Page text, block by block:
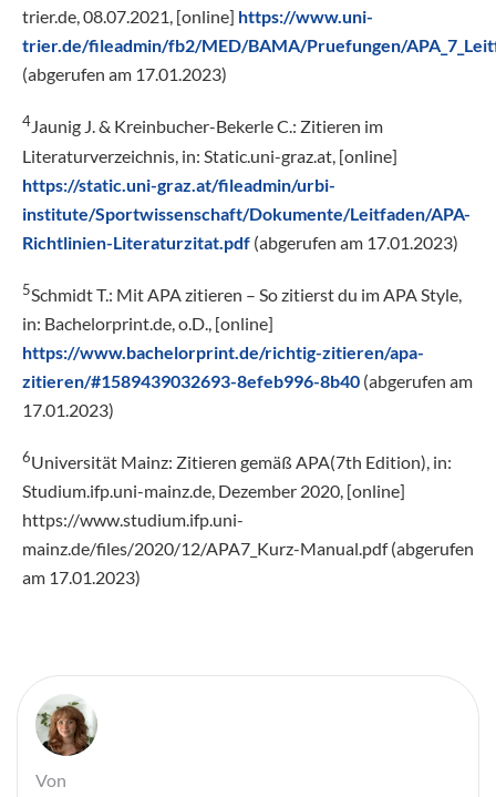
trier.de, 08.07.2021, [online] https://www.uni-
trier.de/fileadmin/fb2/MED/BAMA/Pruefungen/
(abgerufen am 17.01.2023)
4Jaunig J. & Kreinbucher-Bekerle C.: Zitieren im
Literaturverzeichnis, in: Static.uni-graz.at, [online]
https://static.uni-graz.at/fileadmin/urbi-
institute/Sportwissenschaft/Dokumente/Leitfaden/APA-
Richtlinien-Literaturzitat.pdf (abgerufen am 17.01.2023)
5Schmidt T.: Mit APA zitieren – So zitierst du im APA Style,
in: Bachelorprint.de, o.D., [online]
https://www.bachelorprint.de/richtig-zitieren/apa-
zitieren/#1589439032693-8efeb996-8b40 (abgerufen am
17.01.2023)
6Universität Mainz: Zitieren gemäß APA(7th Edition), in:
Studium.ifp.uni-mainz.de, Dezember 2020, [online]
https://www.studium.ifp.uni-
mainz.de/files/2020/12/APA7_Kurz-Manual.pdf (abgerufen
am 17.01.2023)
Von